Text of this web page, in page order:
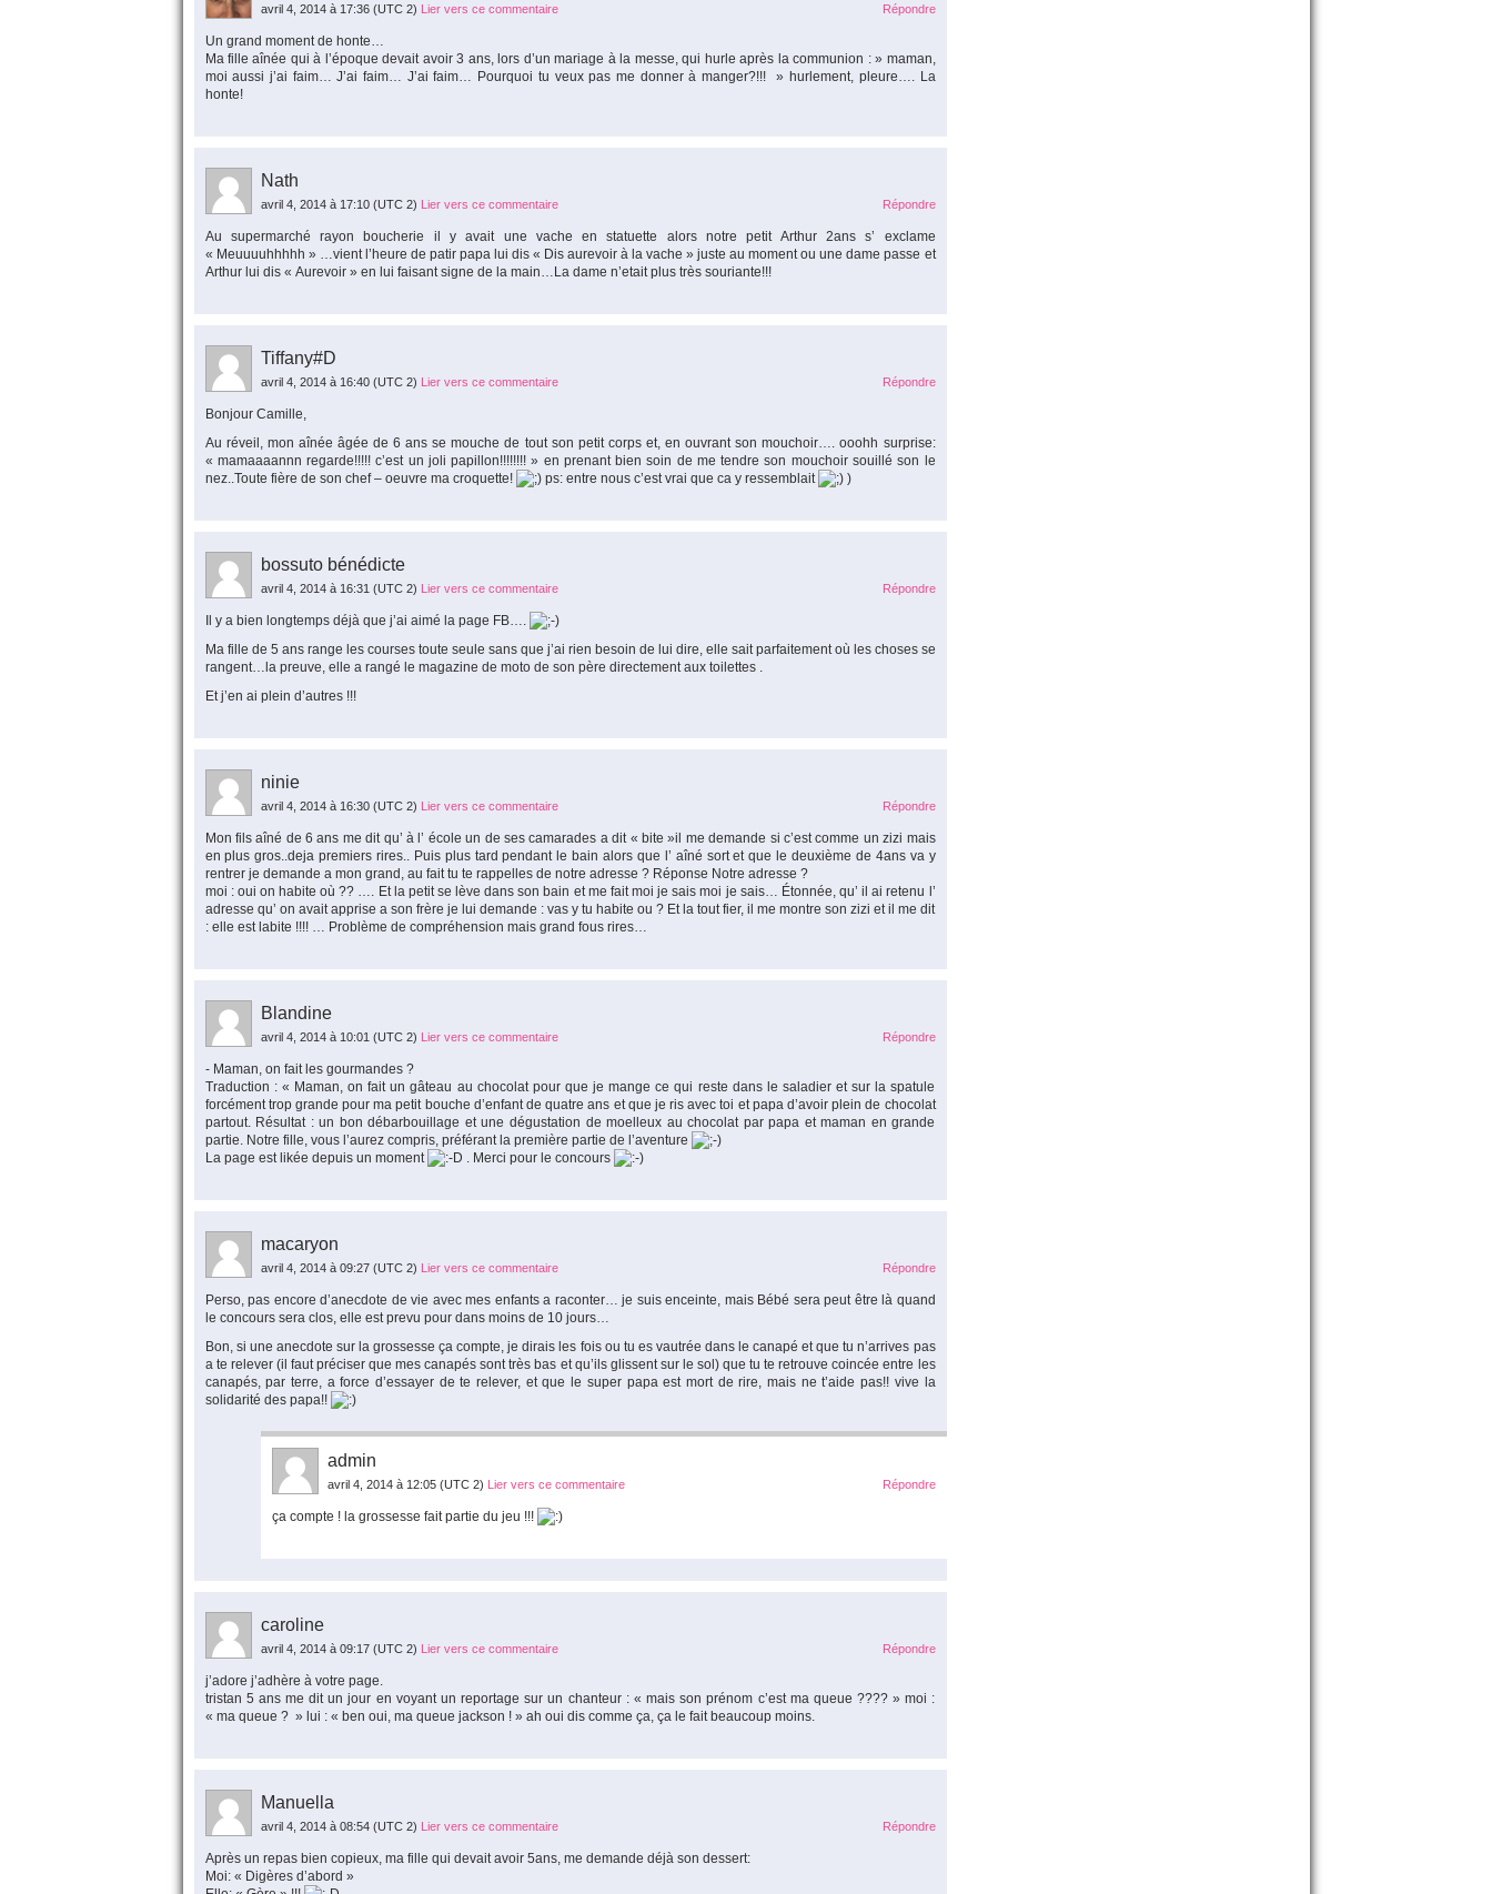
avril 4, 2014 à 17:36 (UTC 2) Lier vers ce commentaire Répondre
Un grand moment de honte…
Ma fille aînée qui à l’époque devait avoir 3 ans, lors d’un mariage à la messe, qui hurle après la communion : » maman,
moi aussi j’ai faim… J’ai faim… J’ai faim… Pourquoi tu veux pas me donner à manger?!!! » hurlement, pleure…. La
honte!
Nath
avril 4, 2014 à 17:10 (UTC 2) Lier vers ce commentaire Répondre
Au supermarché rayon boucherie il y avait une vache en statuette alors notre petit Arthur 2ans s’ exclame
« Meuuuuhhhhh » …vient l’heure de patir papa lui dis « Dis aurevoir à la vache » juste au moment ou une dame passe et
Arthur lui dis « Aurevoir » en lui faisant signe de la main…La dame n’etait plus très souriante!!!
Tiffany#D
avril 4, 2014 à 16:40 (UTC 2) Lier vers ce commentaire Répondre
Bonjour Camille,
Au réveil, mon aînée âgée de 6 ans se mouche de tout son petit corps et, en ouvrant son mouchoir…. ooohh surprise:
« mamaaaannn regarde!!!!! c’est un joli papillon!!!!!!!! » en prenant bien soin de me tendre son mouchoir souillé son le
nez..Toute fière de son chef – oeuvre ma croquette!
ps: entre nous c’est vrai que ca y ressemblait )
bossuto bénédicte
avril 4, 2014 à 16:31 (UTC 2) Lier vers ce commentaire Répondre
Il y a bien longtemps déjà que j’ai aimé la page FB….
Ma fille de 5 ans range les courses toute seule sans que j’ai rien besoin de lui dire, elle sait parfaitement où les choses se
rangent…la preuve, elle a rangé le magazine de moto de son père directement aux toilettes .
Et j’en ai plein d’autres !!!
ninie
avril 4, 2014 à 16:30 (UTC 2) Lier vers ce commentaire Répondre
Mon fils aîné de 6 ans me dit qu’ à l’ école un de ses camarades a dit « bite »il me demande si c’est comme un zizi mais
en plus gros..deja premiers rires.. Puis plus tard pendant le bain alors que l’ aîné sort et que le deuxième de 4ans va y
rentrer je demande a mon grand, au fait tu te rappelles de notre adresse ? Réponse Notre adresse ?
moi : oui on habite où ?? …. Et la petit se lève dans son bain et me fait moi je sais moi je sais… Étonnée, qu’ il ai retenu l’
adresse qu’ on avait apprise a son frère je lui demande : vas y tu habite ou ? Et la tout fier, il me montre son zizi et il me dit
: elle est labite !!!! … Problème de compréhension mais grand fous rires…
Blandine
avril 4, 2014 à 10:01 (UTC 2) Lier vers ce commentaire Répondre
- Maman, on fait les gourmandes ?
Traduction : « Maman, on fait un gâteau au chocolat pour que je mange ce qui reste dans le saladier et sur la spatule
forcément trop grande pour ma petit bouche d’enfant de quatre ans et que je ris avec toi et papa d’avoir plein de chocolat
partout. Résultat : un bon débarbouillage et une dégustation de moelleux au chocolat par papa et maman en grande
partie. Notre fille, vous l’aurez compris, préférant la première partie de l’aventure
La page est likée depuis un moment
. Merci pour le concours
macaryon
avril 4, 2014 à 09:27 (UTC 2) Lier vers ce commentaire Répondre
Perso, pas encore d’anecdote de vie avec mes enfants a raconter… je suis enceinte, mais Bébé sera peut être là quand
le concours sera clos, elle est prevu pour dans moins de 10 jours…
Bon, si une anecdote sur la grossesse ça compte, je dirais les fois ou tu es vautrée dans le canapé et que tu n’arrives pas
a te relever (il faut préciser que mes canapés sont très bas et qu’ils glissent sur le sol) que tu te retrouve coincée entre les
canapés, par terre, a force d’essayer de te relever, et que le super papa est mort de rire, mais ne t’aide pas!! vive la
solidarité des papa!!
admin
avril 4, 2014 à 12:05 (UTC 2) Lier vers ce commentaire Répondre
ça compte ! la grossesse fait partie du jeu !!!
caroline
avril 4, 2014 à 09:17 (UTC 2) Lier vers ce commentaire Répondre
j’adore j’adhère à votre page.
tristan 5 ans me dit un jour en voyant un reportage sur un chanteur : « mais son prénom c’est ma queue ???? » moi :
« ma queue ? » lui : « ben oui, ma queue jackson ! » ah oui dis comme ça, ça le fait beaucoup moins.
Manuella
avril 4, 2014 à 08:54 (UTC 2) Lier vers ce commentaire Répondre
Après un repas bien copieux, ma fille qui devait avoir 5ans, me demande déjà son dessert:
Moi: « Digères d’abord »